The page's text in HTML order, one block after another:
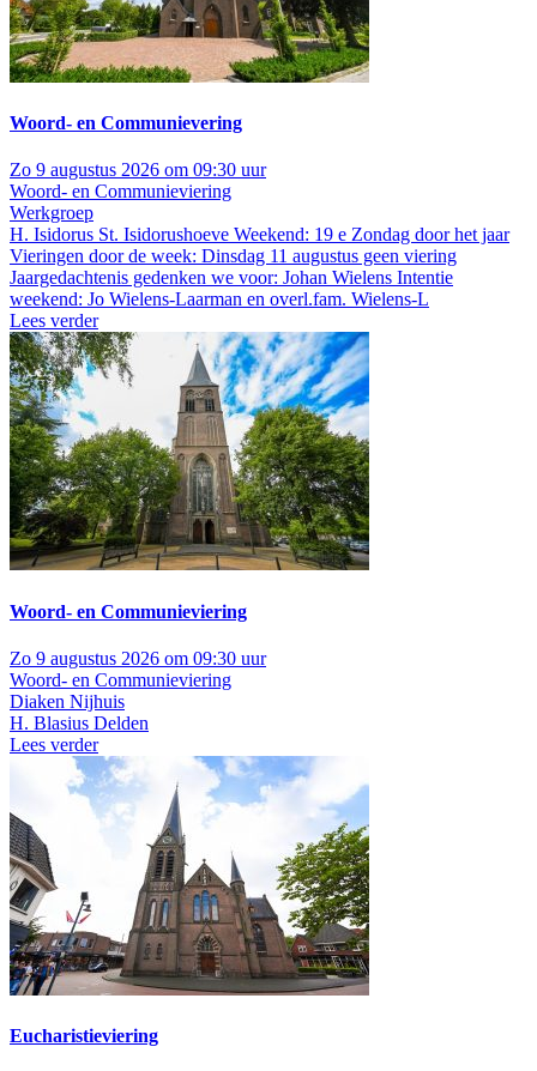
Woord- en Communievering
Zo 9 augustus 2026 om 09:30 uur
Woord- en Communieviering
Werkgroep
H. Isidorus St. Isidorushoeve Weekend: 19 e Zondag door het jaar
Vieringen door de week: Dinsdag 11 augustus geen viering
Jaargedachtenis gedenken we voor: Johan Wielens Intentie
weekend: Jo Wielens-Laarman en overl.fam. Wielens-L
Lees verder
Woord- en Communieviering
Zo 9 augustus 2026 om 09:30 uur
Woord- en Communieviering
Diaken Nijhuis
H. Blasius Delden
Lees verder
Eucharistieviering